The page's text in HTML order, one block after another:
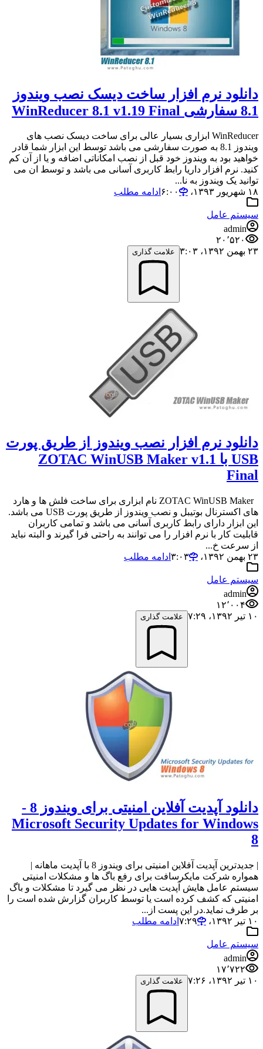
دانلود نرم افزار ساخت دیسک نصب ویندوز
8.1 سفارشی WinReducer 8.1 v1.19 Final
WinReducer ابزاری بسیار عالی برای ساخت دیسک نصب های
ویندوز 8.1 به صورت سفارشی می باشد توسط این ابزار شما قادر
خواهید بود به ویندوز خود قبل از نصب امکاناتی اضافه و یا از آن کم
کنید. نرم افزار داریا رابط کاربری آسانی می باشد و توسط ان می
توانید یک ویندوز به نا...
۱۸ شهریور ۱۳۹۳،‏ ۶:۰۰
ادامه مطلب
سیستم عامل
admin
۲۰٬۵۲۰
۲۳ بهمن ۱۳۹۲،‏ ۳:۰۳
علامت گذاری
دانلود نرم افزار نصب ویندوز از طریق پورت
USB با ZOTAC WinUSB Maker v1.1
Final
ZOTAC WinUSB Maker نام ابزاری برای ساخت فلش ها و هارد
های اکسترنال بوتیبل و نصب ویندوز از طریق پورت USB می باشد.
این ابزار دارای رابط کاربری آسانی می باشد و تمامی کاربران
قابلیت کار با نرم افزار را می توانند به راحتی فرا گیرند و البته نباید
از سرعت خ...
۲۳ بهمن ۱۳۹۲،‏ ۳:۰۳
ادامه مطلب
سیستم عامل
admin
۱۲٬۰۰۴
۱۰ تیر ۱۳۹۲،‏ ۷:۲۹
علامت گذاری
دانلود آپدیت آفلاین امنیتی برای ویندوز 8 -
Microsoft Security Updates for Windows
8
| جدیدترین آپدیت آفلاین امنیتی برای ویندوز 8 با آپدیت ماهانه |
همواره شرکت مایکرسافت برای رفع باگ ها و مشکلات امنیتی
سیستم عامل هایش آپدیت هایی در نظر می گیرد تا مشکلات و باگ
امنیتی که کشف کرده است یا توسط کاربران گزارش شده است را
بر طرف نماید.در این پست از...
۱۰ تیر ۱۳۹۲،‏ ۷:۲۹
ادامه مطلب
سیستم عامل
admin
۱۷٬۷۲۲
۱۰ تیر ۱۳۹۲،‏ ۷:۲۶
علامت گذاری